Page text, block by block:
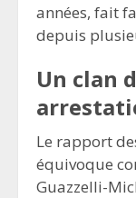
années, fait
depuis
Un clan
Le rapport
équivoque
Guazzelli-